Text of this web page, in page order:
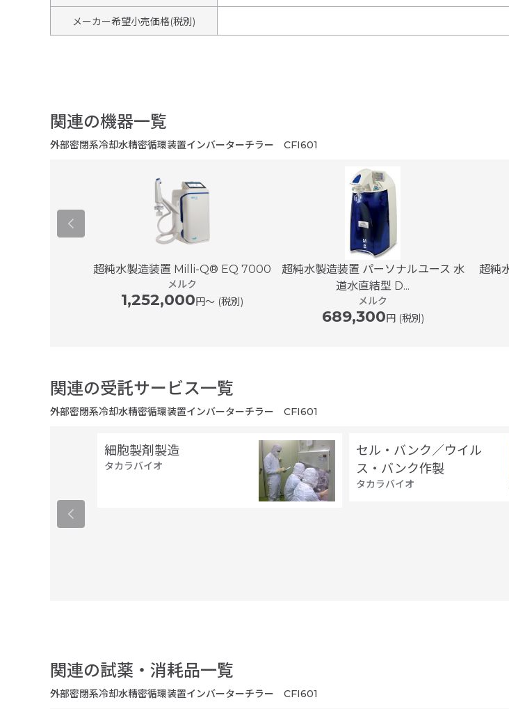
メーカー希望小売価格(税別)
関連の機器一覧
外部密閉系冷却水精密循環装置インバーターチラー CFI601
超純水製造装置 Milli-Q® EQ 7000
メルク
1,252,000円〜 (税別)
超純水製造装置 パーソナルユース 水
道水直結型 D...
メルク
689,300円 (税別)
超純
関連の受託サービス一覧
外部密閉系冷却水精密循環装置インバーターチラー CFI601
細胞製剤製造
タカラバイオ
セル・バンク／ウイル
ス・バンク作製
タカラバイオ
関連の試薬・消耗品一覧
外部密閉系冷却水精密循環装置インバーターチラー CFI601